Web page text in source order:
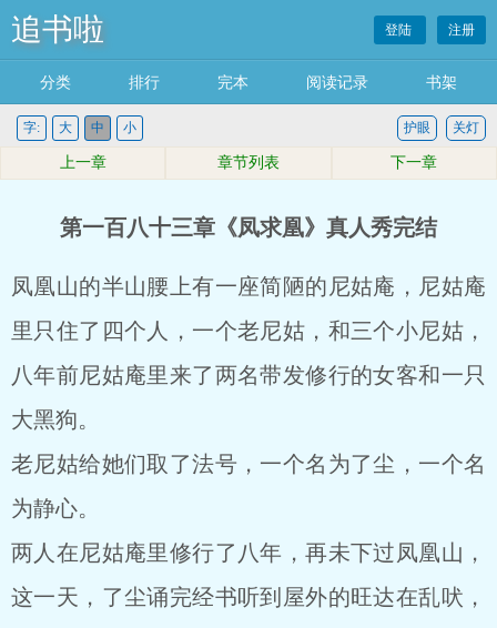
追书啦 登陆 注册
分类 排行 完本 阅读记录 书架
字: 大 中 小 关灯
护眼
上一章 章节列表 下一章
第一百八十三章《凤求凰》真人秀完结
凤凰山的半山腰上有一座简陋的尼姑庵，尼姑庵
里只住了四个人，一个老尼姑，和三个小尼姑，
八年前尼姑庵里来了两名带发修行的女客和一只
大黑狗。
老尼姑给她们取了法号，一个名为了尘，一个名
为静心。
两人在尼姑庵里修行了八年，再未下过凤凰山，
这一天，了尘诵完经书听到屋外的旺达在乱吠，